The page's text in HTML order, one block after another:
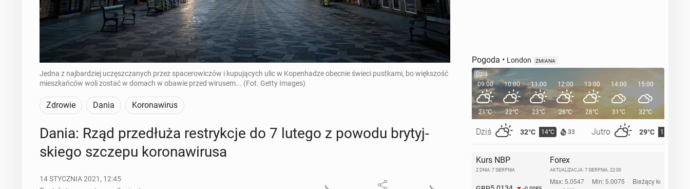
Jedna z najbardziej uczęszczanych przez spacerowiczów i kupujących ulic w Kopenhadze obecnie świeci pustkami, bo większość
mieszkańców woli zostać w domach w obawie przed wirusem... (Fot. Getty Images)
Zdrowie Dania Koronawirus
Dania: Rząd prze­dłu­ża re­stryk­cje do 7 lutego z powodu bry­tyj­
skie­go szczepu ko­ro­na­wi­ru­sa
14 STYCZNIA 2021, 12:45
Pogoda • London ZMIANA
Dziś
09:00
21°C
Dziś 32°C 14°C 33 Jutro 29°C 15°C
10:00
22°C
11:00
23°C
12:00
26°C
13:00
28°C
14:00
31°C
15:00
32°C
16:00
Kurs NBP
Z DNIA: 7 SIERPNIA
Forex
AKTUALIZACJA: 7 SIERPNIA, 22:00